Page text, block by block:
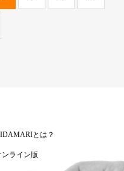
とは？
ンライン版